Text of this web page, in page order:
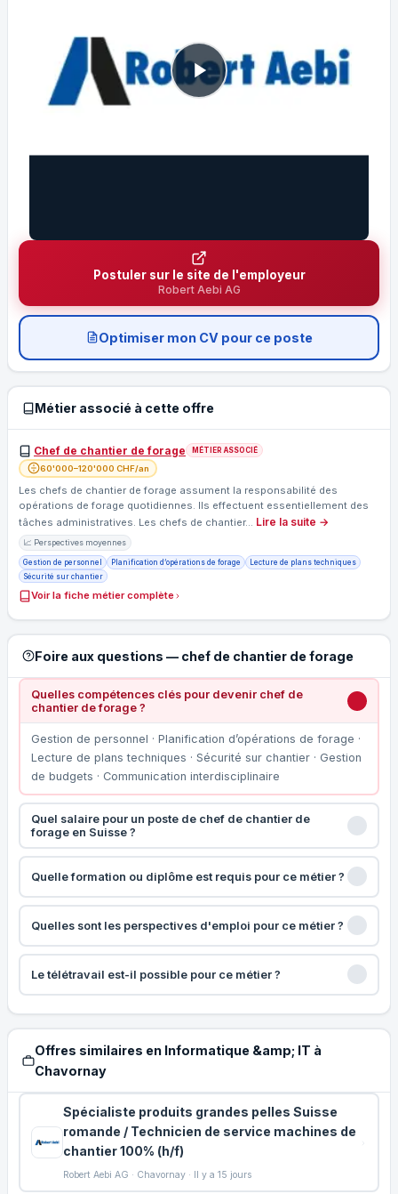
Postuler sur le site de l'employeur
Robert Aebi AG
Optimiser mon CV pour ce poste
Métier associé à cette offre
Chef de chantier de forage MÉTIER ASSOCIÉ
60'000–120'000 CHF/an
Les chefs de chantier de forage assument la responsabilité des
opérations de forage quotidiennes. Ils effectuent essentiellement des
tâches administratives. Les chefs de chantier… Lire la suite →
📈 Perspectives moyennes
Gestion de personnel Planification d’opérations de forage
Lecture de plans techniques
Sécurité sur chantier
Voir la fiche métier complète
Foire aux questions — chef de chantier de forage
Quelles compétences clés pour devenir chef de
chantier de forage ?
Gestion de personnel · Planification d’opérations de forage ·
Lecture de plans techniques · Sécurité sur chantier · Gestion
de budgets · Communication interdisciplinaire
Quel salaire pour un poste de chef de chantier de
forage en Suisse ?
Quelle formation ou diplôme est requis pour ce métier ?
Quelles sont les perspectives d'emploi pour ce métier ?
Le télétravail est-il possible pour ce métier ?
Offres similaires en Informatique &amp; IT à
Chavornay
Spécialiste produits grandes pelles Suisse
romande / Technicien de service machines de
chantier 100% (h/f)
Robert Aebi AG · Chavornay · Il y a 15 jours